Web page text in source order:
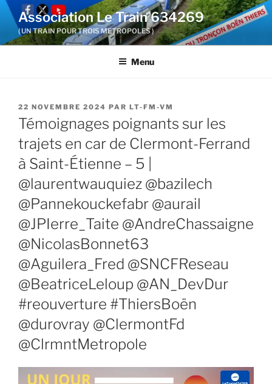
Aller
contenu
Association Le Train 634269
( UN TRAIN POUR TROIS METROPOLES )
Menu
PUBLIÉ
LE
22 NOVEMBRE 2024 PAR LT-FM-VM
Témoignages poignants sur les
trajets en car de Clermont-Ferrand
à Saint-Étienne – 5 |
@laurentwauquiez @bazilech
@Pannekouckefabr @aurail
@JPIerre_Taite @AndreChassaigne
@NicolasBonnet63
@Aguilera_Fred @SNCFReseau
@BeatriceLeloup @AN_DevDur
#reouverture #ThiersBoën
@durovray @ClermontFd
@ClrmntMetropole